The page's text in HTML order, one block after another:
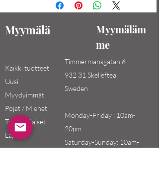
Myymälä
Myymäläm
me
Kaikki tuotteet
Uusi
Myydyimmät
Pojat / Miehet
Tytöt / Naiset
Lapset
Timmermansgatan 6
932 31 Skelleftea
Sweden
Monday-Friday : 10am-
20pm
Saturday-Sunday: 10am-